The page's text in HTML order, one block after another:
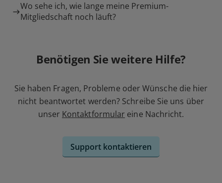
Wo sehe ich, wie lange meine Premium-
Mitgliedschaft noch läuft?
Benötigen Sie weitere Hilfe?
Sie haben Fragen, Probleme oder Wünsche die hier
nicht beantwortet werden? Schreibe Sie uns über
unser Kontaktformular eine Nachricht.
Support kontaktieren